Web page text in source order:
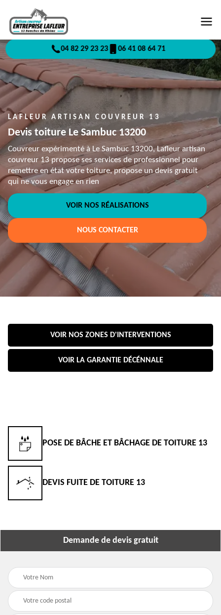
04 82 29 23 23 06 41 08 64 71
LAFLEUR ARTISAN COUVREUR 13
Devis toiture Le Sambuc 13200
Couvreur expérimenté à Le Sambuc 13200, Lafleur artisan
couvreur 13 propose ses services de professionnel pour
remettre en état votre toiture, propose un devis gratuit
qui ne vous engage en rien
VOIR NOS RÉALISATIONS
NOUS CONTACTER
VOIR NOS ZONES D'INTERVENTIONS
VOIR LA GARANTIE DÉCÉNNALE
POSE DE BÂCHE ET BÂCHAGE DE TOITURE 13
DEVIS FUITE DE TOITURE 13
Demande de devis gratuit